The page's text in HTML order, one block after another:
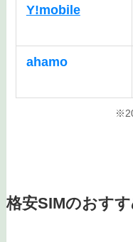
Y!mobile
ahamo
格安SIMのおす